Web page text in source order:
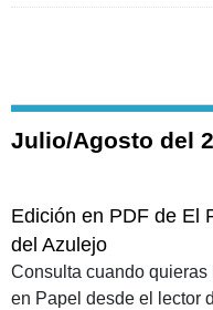
Julio/Agosto del
Edición en PDF de El
del Azulejo
Consulta cuando quieras
en Papel desde el lector